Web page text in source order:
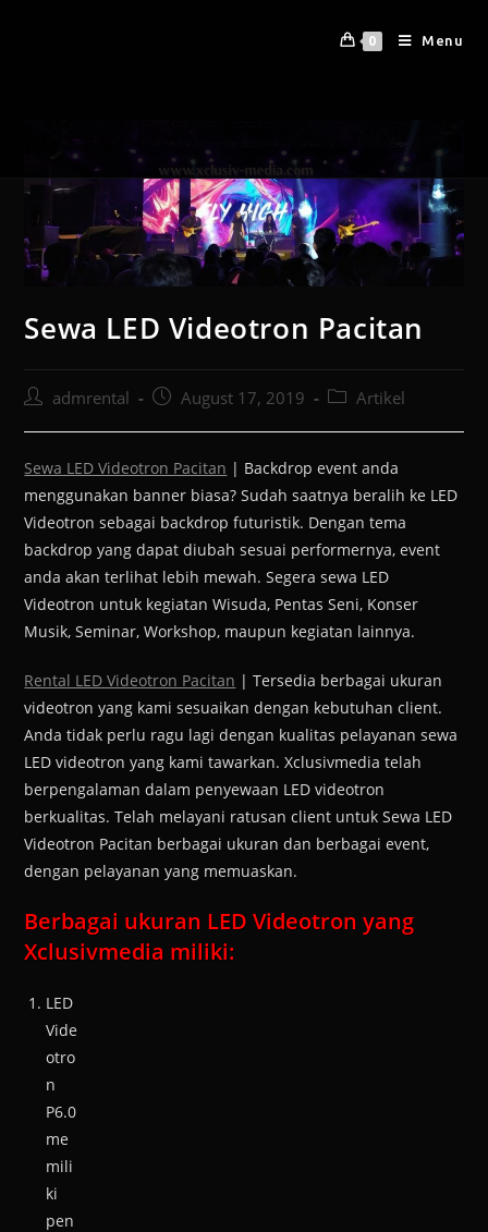
0 Menu
Sewa LED Videotron Pacitan
admrental August 17, 2019 Artikel
Sewa LED Videotron Pacitan | Backdrop event anda
menggunakan banner biasa? Sudah saatnya beralih ke LED
Videotron sebagai backdrop futuristik. Dengan tema
backdrop yang dapat diubah sesuai performernya, event
anda akan terlihat lebih mewah. Segera sewa LED
Videotron untuk kegiatan Wisuda, Pentas Seni, Konser
Musik, Seminar, Workshop, maupun kegiatan lainnya.
Rental LED Videotron Pacitan | Tersedia berbagai ukuran
videotron yang kami sesuaikan dengan kebutuhan client.
Anda tidak perlu ragu lagi dengan kualitas pelayanan sewa
LED videotron yang kami tawarkan. Xclusivmedia telah
berpengalaman dalam penyewaan LED videotron
berkualitas. Telah melayani ratusan client untuk Sewa LED
Videotron Pacitan berbagai ukuran dan berbagai event,
dengan pelayanan yang memuaskan.
Berbagai ukuran LED Videotron yang
Xclusivmedia miliki:
LED
Vide
otro
n
P6.0
me
mili
ki
pen